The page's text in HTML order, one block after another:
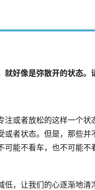
好像是弥散开的状态。
或者放松的这样一个
者状态。但是，那些
能不看车，也不可能
，让我们的心逐渐地